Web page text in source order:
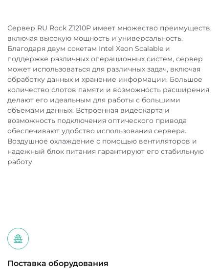
Сервер RU Rock Z1210P имеет множество преимуществ,
включая высокую мощность и универсальность.
Благодаря двум сокетам Intel Xeon Scalable и
поддержке различных операционных систем, сервер
может использоваться для различных задач, включая
обработку данных и хранение информации. Большое
количество слотов памяти и возможность расширения
делают его идеальным для работы с большими
объемами данных. Встроенная видеокарта и
возможность подключения оптического привода
обеспечивают удобство использования сервера.
Воздушное охлаждение с помощью вентиляторов и
надежный блок питания гарантируют его стабильную
работу
Стоимость доставки:
По Москве и Московской области:
Самовывоз:
Поставка оборудования